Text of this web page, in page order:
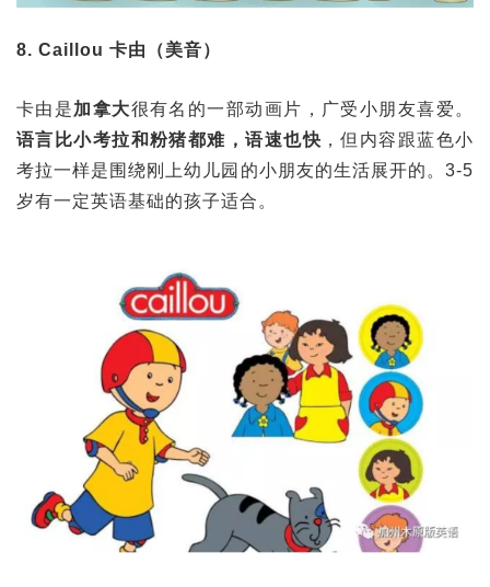
8. Caillou 卡由（美音）
卡由是加拿大很有名的一部动画片，广受小朋友喜爱。
语言比小考拉和粉猪都难，语速也快 ，但内容跟蓝色小
考拉一样是围绕刚上幼儿园的小朋友的生活展开的。3-5
岁有一定英语基础的孩子适合。